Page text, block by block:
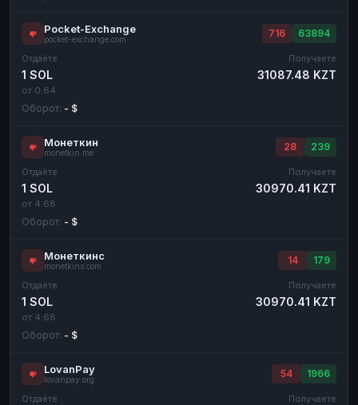
Pocket-Exchange
pocket-exchange.com
716 63894
Отдаёте
1 SOL
от 0.64
Получаете
31087.48 KZT
Оборот: - $
Монеткин
monetkin.me
28 239
Отдаёте
1 SOL
от 4.68
Получаете
30970.41 KZT
Оборот: - $
Монеткинс
monetkins.com
14 179
Отдаёте
1 SOL
от 4.68
Получаете
30970.41 KZT
Оборот: - $
LovanPay
lovanpay.org
54 1966
Отдаёте Получаете